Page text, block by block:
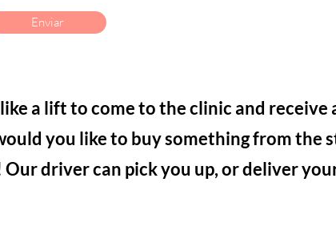
Enviar
a lift to come to the clinic and receive
you like to buy something from the
Our driver can pick you up, or deliver